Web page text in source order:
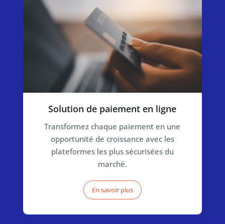
Solution de paiement en ligne
Transformez chaque paiement en une
opportunité de croissance avec les
plateformes les plus sécurisées du
marché.
En savoir plus